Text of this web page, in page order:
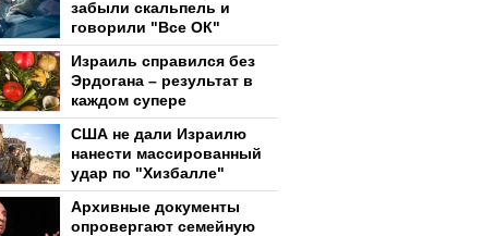
забыли скальпель и
говорили "Все ОК"
Израиль справился без
Эрдогана – результат в
каждом супере
США не дали Израилю
нанести массированный
удар по "Хизбалле"
Архивные документы
опровергают семейную